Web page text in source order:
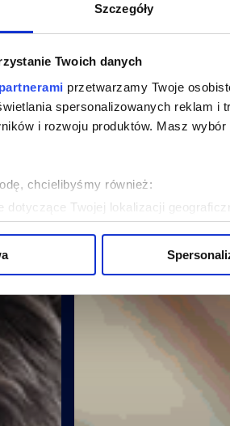
Szczegóły
Twoich danych
przetwarzamy Twoje
spersonalizowanych reklam i
i rozwoju produktów. Masz
chcielibyśmy również:
dotyczące Twojej lokalizacji
urządzenie, aktywnie analizując
do spersonalizowania treści i
Informacje o tym, jak korzystasz z
Partnerzy mogą połączyć te
z ich usług.